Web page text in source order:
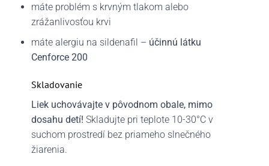
máte problém s krvným tlakom alebo
zrážanlivosťou krvi
máte alergiu na sildenafil – účinnú látku
Cenforce 200
Skladovanie
Liek uchovávajte v pôvodnom obale, mimo
dosahu detí! Skladujte pri teplote 10-30°C v
suchom prostredí bez priameho slnečného
žiarenia.